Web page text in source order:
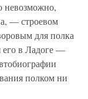
невозможно,
— строевом
для полка
его в Ладоге —
полком ни